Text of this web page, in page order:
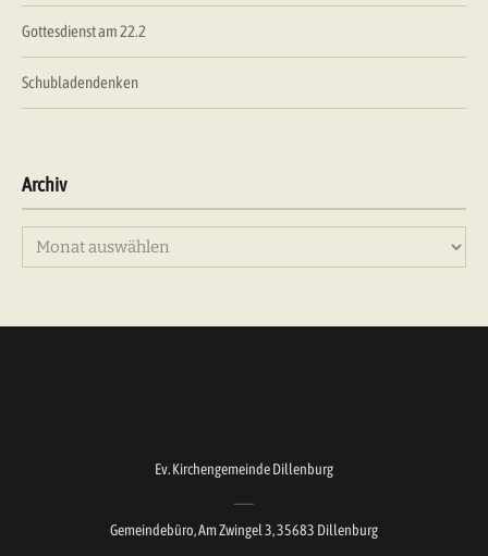
Gottesdienst am 22.2
Schubladendenken
Archiv
Archiv
Ev. Kirchengemeinde Dillenburg
Gemeindebüro, Am Zwingel 3, 35683 Dillenburg